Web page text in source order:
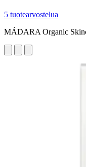
5 tuotearvostelua
MÁDARA Organic